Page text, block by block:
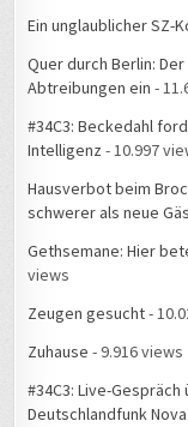
Ein unglaublicher SZ-
Quer durch Berlin:
Abtreibungen ein -
#34C3: Beckedahl
Intelligenz - 10.997
Hausverbot beim
schwerer als neue
Gethsemane: Hier
views
Zeugen gesucht-
Zuhause - 9.916 views
#34C3: Live-
Deutschlandfunk Nova